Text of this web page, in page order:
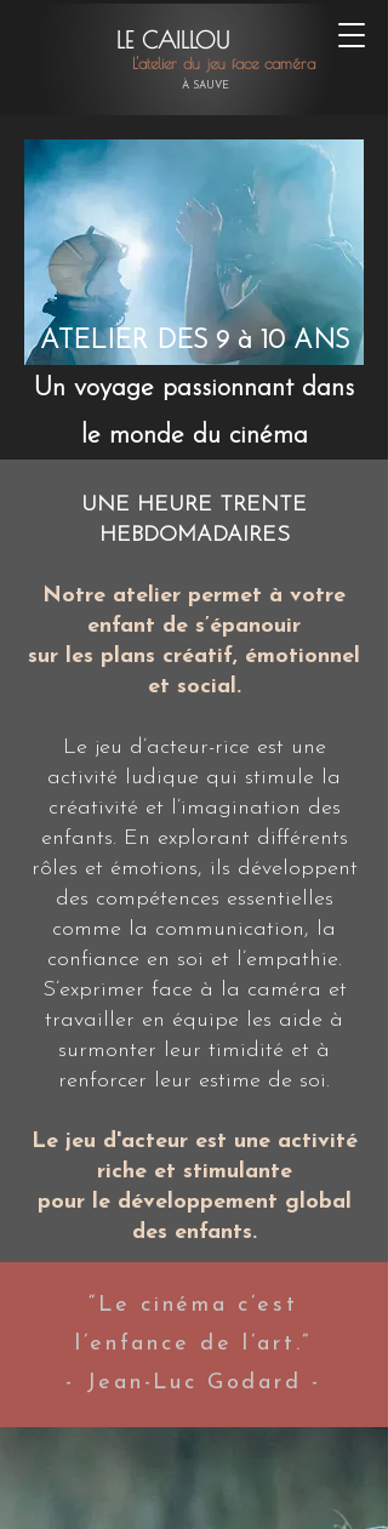
L'atelier du jeu face caméra
À SAUVE
LE CAILLOU
ATELIER DES 9 à 10 ANS
Un voyage passionnant dans
le monde du cinéma
UNE HEURE TRENTE
HEBDOMADAIRES
Notre atelier permet à votre
enfant de s’épanouir
sur les plans créatif, émotionnel
et social.
Le jeu d’acteur-rice est une
activité ludique qui stimule la
créativité et l’imagination des
enfants. En explorant différents
rôles et émotions, ils développent
des compétences essentielles
comme la communication, la
confiance en soi et l’empathie.
S’exprimer face à la caméra et
travailler en équipe les aide à
surmonter leur timidité et à
renforcer leur estime de soi.
Le jeu d'acteur est une activité
riche et stimulante
pour le développement global
des enfants.
“Le cinéma c’est
l’enfance de l’art .”
- Jean-Luc Godard -